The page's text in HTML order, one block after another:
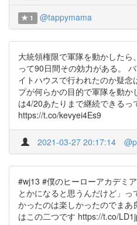
1 @tappymama
大統領権限で軍隊を動かしたら
って90日間その効力がある。
イトハウスで行われたのか疑
プが何らかの目的で軍隊を動
は4/20あたりまで継続できるっ
https://t.co/kevyei4Es9
2021-03-27 20:17:14
#wj13 #僕のヒーローアカデミ
とかになると思うんだけど」
かったのは楽しかったのでま
はこの二つです https://t.co/